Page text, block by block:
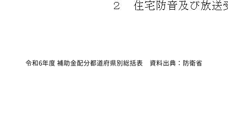
令和6年度 補助金配分都道府県別総括表 資料出典：防衛省